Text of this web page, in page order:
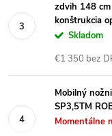
zdvih 148
konštrukcia
Skladom
€1 350 bez
Mobilný
SP3,5TM
Momentálne